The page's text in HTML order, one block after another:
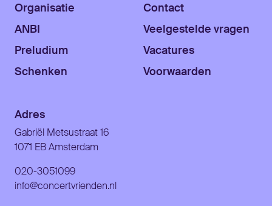
Organisatie
ANBI
Preludium
Schenken
Contact
Veelgestelde vragen
Vacatures
Voorwaarden
Adres
Gabriël Metsustraat 16
1071 EB Amsterdam
020-3051099
info@concertvrienden.nl